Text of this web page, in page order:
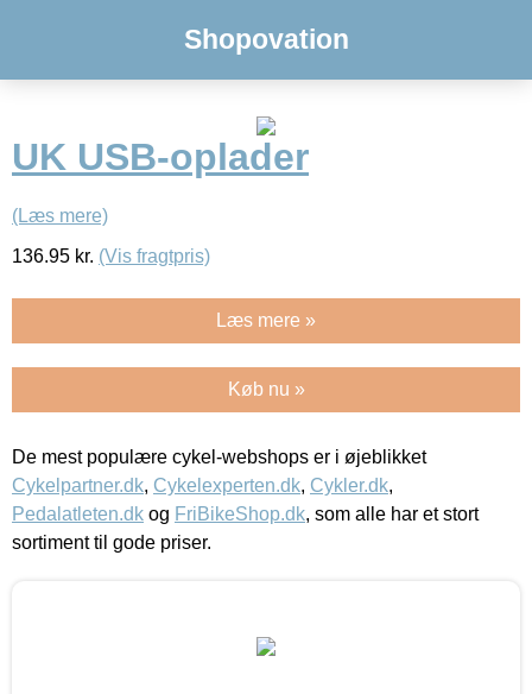
Shopovation
UK USB-oplader
(Læs mere)
136.95 kr. (Vis fragtpris)
Læs mere »
Køb nu »
De mest populære cykel-webshops er i øjeblikket
Cykelpartner.dk, Cykelexperten.dk, Cykler.dk,
Pedalatleten.dk og FriBikeShop.dk, som alle har et stort
sortiment til gode priser.